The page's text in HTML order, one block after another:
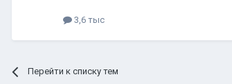
3,6 тыс
Перейти к списку тем